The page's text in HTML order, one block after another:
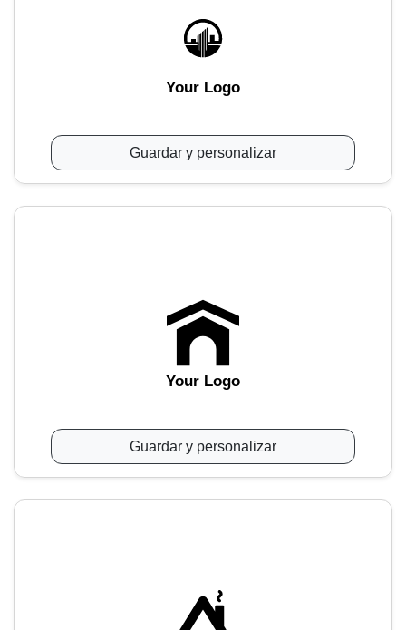
Your Logo
Guardar y personalizar
Your Logo
Guardar y personalizar